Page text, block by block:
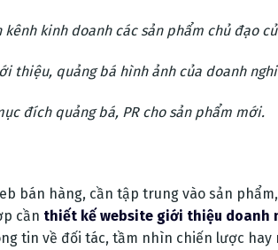
kinh doanh các sản phẩm chủ đạo
thiệu, quảng bá hình ảnh của doanh
đích quảng bá, PR cho sản phẩm mới.
bán hàng, cần tập trung vào sản
cần thiết kế website giới thiệu doanh
tin về đối tác, tầm nhìn chiến lược